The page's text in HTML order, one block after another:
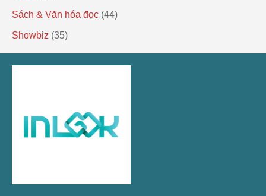
Sách & Văn hóa đọc (44)
Showbiz (35)